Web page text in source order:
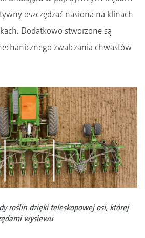
oszczędzać nasiona na klinach
Dodatkowo stworzone są
zwalczania chwastów
roślin dzięki teleskopowej osi, której
wysiewu